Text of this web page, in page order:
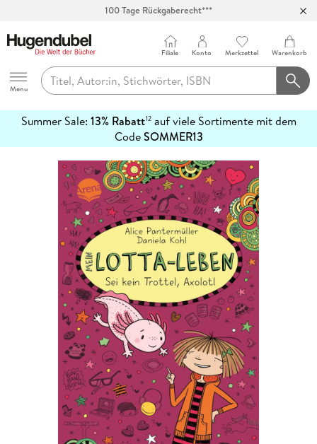
100 Tage Rückgaberecht***
Hugendubel
Menu
Filiale Konto Merkzettel Warenkorb
Summer Sale: 13% Rabatt12auf viele Sortimente mit dem
CodeSOMMER13
erfahren